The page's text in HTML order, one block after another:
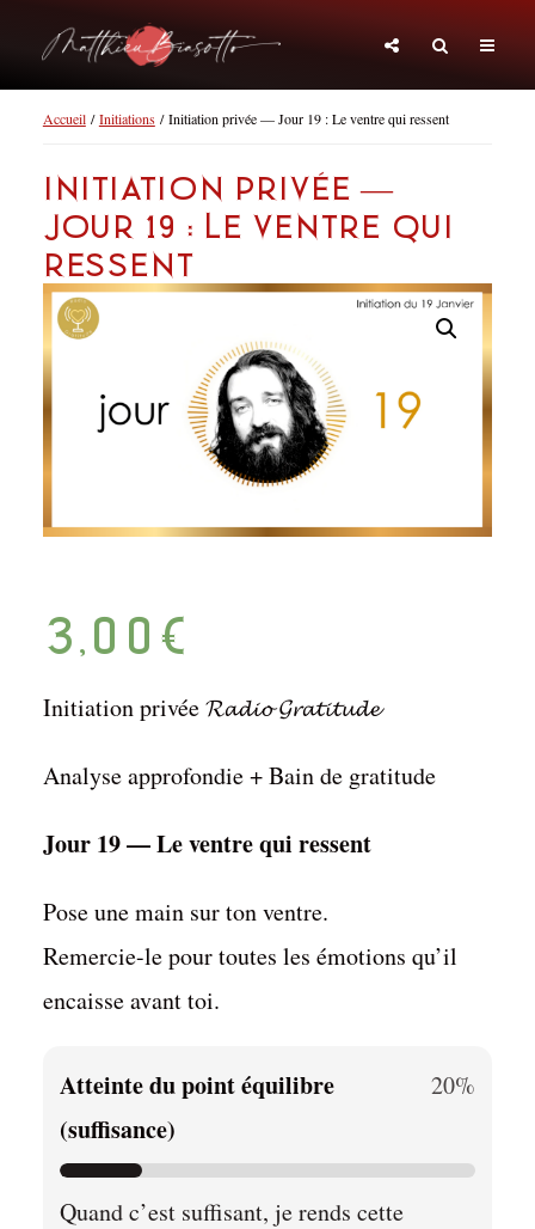
Accueil/Initiations/ Initiation privée — Jour 19 : Le ventre qui ressent
Initiation privée —
Jour 19 : Le ventre qui
ressent
3,00 €
Initiation privée 𝓡𝓪𝓭𝓲𝓸 𝓖𝓻𝓪𝓽𝓲𝓽𝓾𝓭𝓮
Analyse approfondie + Bain de gratitude
Jour 19 — Le ventre qui ressent
Pose une main sur ton ventre.
Remercie-le pour toutes les émotions qu’il
encaisse avant toi.
Atteinte du point équilibre
(suffisance)
20%
Quand c’est suffisant, je rends cette